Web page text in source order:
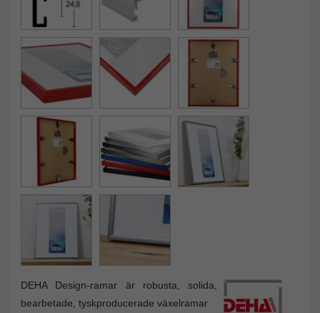
DEHA Design-ramar är robusta, solida,
bearbetade, tyskproducerade växelramar